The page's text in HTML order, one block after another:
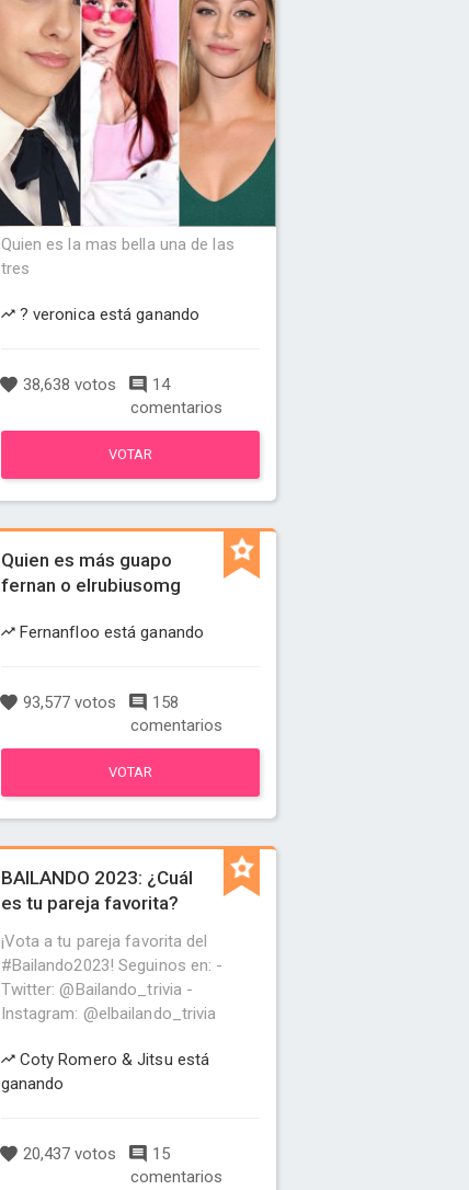
Quien es la mas bella una de las
tres
? veronica está ganando
38,638 votos
14
comentarios
VOTAR
Quien es más guapo
fernan o elrubiusomg
Fernanfloo está ganando
93,577 votos
158
comentarios
VOTAR
BAILANDO 2023: ¿Cuál
es tu pareja favorita?
¡Vota a tu pareja favorita del
#Bailando2023! Seguinos en: -
Twitter: @Bailando_trivia -
Instagram: @elbailando_trivia
Coty Romero & Jitsu está
ganando
20,437 votos
15
comentarios